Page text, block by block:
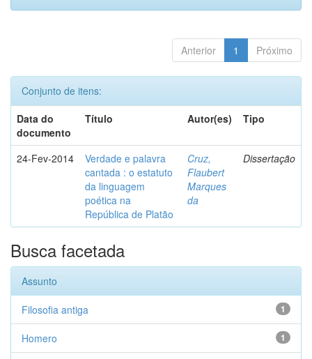
Anterior 1 Próximo
Conjunto de itens:
Data do
documento
Título Autor(es) Tipo
24-Fev-2014
Verdade e palavra
cantada : o estatuto
da linguagem
poética na
República de Platão
Cruz,
Flaubert
Marques
da
Dissertação
Busca facetada
Assunto
1
Filosofia antiga
1
Homero